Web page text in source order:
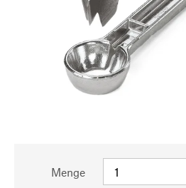
Menge